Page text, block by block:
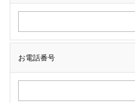
お電話番号